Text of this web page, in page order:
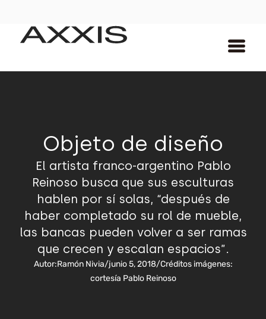
Objeto de diseño
El artista franco-argentino Pablo
Reinoso busca que sus esculturas
hablen por sí solas, “después de
haber completado su rol de mueble,
las bancas pueden volver a ser ramas
que crecen y escalan espacios”.
Autor:Ramón Nivia/junio 5, 2018/Créditos imágenes:
cortesía Pablo Reinoso